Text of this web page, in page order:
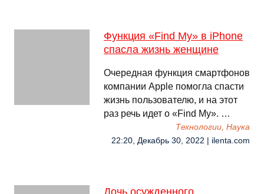
Функция «Find My» в iPhone
спасла жизнь женщине
Очередная функция смартфонов
компании Apple помогла спасти
жизнь пользователю, и на этот
раз речь идет о «Find My». …
Технологии, Наука
22:20, Декабрь 30, 2022 | ilenta.com
Дочь осужденного